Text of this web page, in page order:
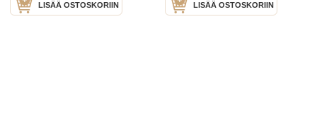
LISÄÄ OSTOSKORIIN LISÄÄ OSTOSKORIIN